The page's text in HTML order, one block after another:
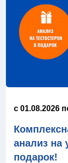
c 01.08.2026
анализ на
подарок!